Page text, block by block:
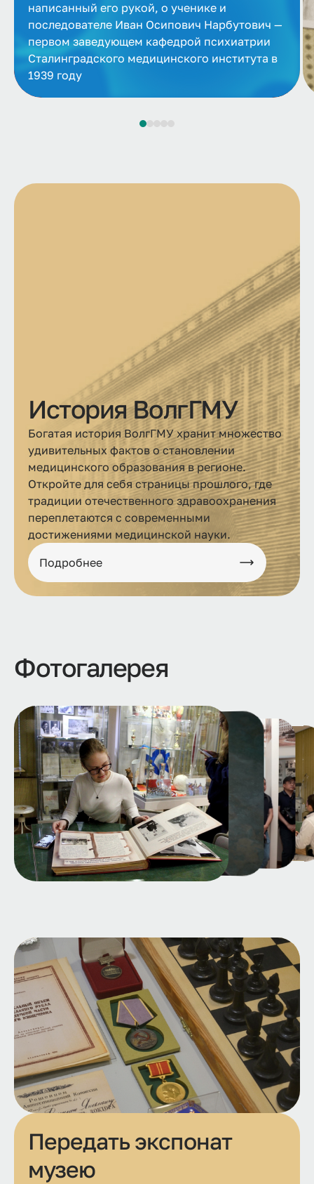
написанный его рукой, о ученике и
последователе Иван Осипович Нарбутович —
первом заведующем кафедрой психиатрии
Сталинградского медицинского института в
1939 году
История ВолгГМУ
Богатая история ВолгГМУ хранит множество
удивительных фактов о становлении
медицинского образования в регионе.
Откройте для себя страницы прошлого, где
традиции отечественного здравоохранения
переплетаются с современными
достижениями медицинской науки.
Подробнее
Фотогалерея
Передать экспонат
музею